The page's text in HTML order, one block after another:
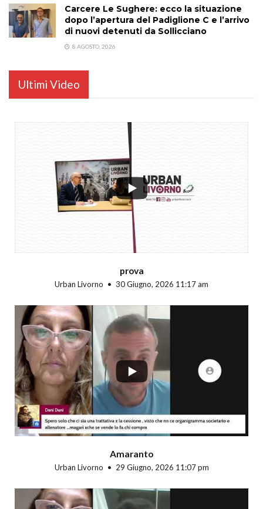
Carcere Le Sughere: ecco la situazione
dopo l’apertura del Padiglione C e l’arrivo
di nuovi detenuti da Sollicciano
8 AGOSTO, 2026
Ultimi Video
prova
Urban Livorno 30 Giugno, 2026 11:17 am
Amaranto
Urban Livorno 29 Giugno, 2026 11:07 pm